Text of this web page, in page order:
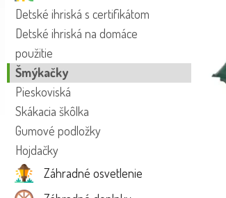
Detské ihriská s certifikátom
Detské ihriská na domáce
použitie
Šmýkačky
Pieskoviská
Skákacia škôlka
Gumové podložky
Hojdačky
Záhradné osvetlenie